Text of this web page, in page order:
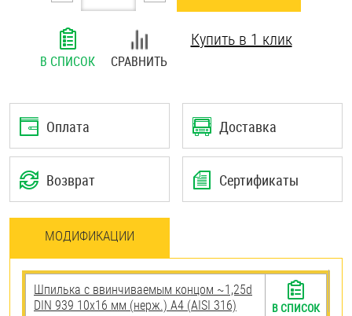
В СПИСОК СРАВНИТЬ
Купить в 1 клик
Оплата Доставка
Возврат Сертификаты
МОДИФИКАЦИИ
Шпилька c ввинчиваемым концом ~1,25d
DIN 939 10х16 мм (нерж.) A4 (AISI 316)
В СПИСОК